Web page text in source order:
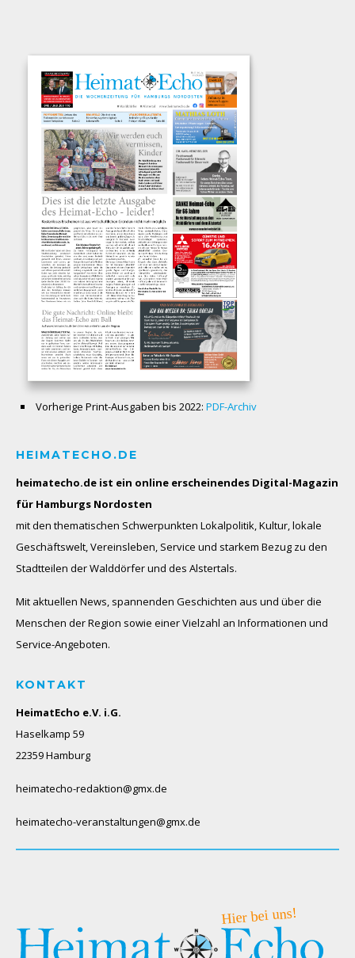
Vorherige Print-Ausgaben bis 2022: PDF-Archiv
HEIMATECHO.DE
heimatecho.de ist ein online erscheinendes Digital-Magazin
für Hamburgs Nordosten
mit den thematischen Schwerpunkten Lokalpolitik, Kultur, lokale
Geschäftswelt, Vereinsleben, Service und starkem Bezug zu den
Stadtteilen der Walddörfer und des Alstertals.
Mit aktuellen News, spannenden Geschichten aus und über die
Menschen der Region sowie einer Vielzahl an Informationen und
Service-Angeboten.
KONTAKT
HeimatEcho e.V. i.G.
Haselkamp 59
22359 Hamburg
heimatecho-redaktion@gmx.de
heimatecho-veranstaltungen@gmx.de